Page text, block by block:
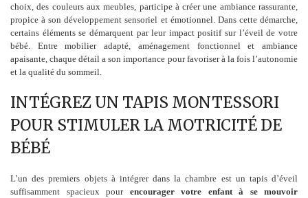
choix, des couleurs aux meubles, participe à créer une ambiance rassurante,
propice à son développement sensoriel et émotionnel. Dans cette démarche,
certains éléments se démarquent par leur impact positif sur l’éveil de votre
bébé. Entre mobilier adapté, aménagement fonctionnel et ambiance
apaisante, chaque détail a son importance pour favoriser à la fois l’autonomie
et la qualité du sommeil.
INTÉGREZ UN TAPIS MONTESSORI
POUR STIMULER LA MOTRICITÉ DE
BÉBÉ
L’un des premiers objets à intégrer dans la chambre est un tapis d’éveil
suffisamment spacieux pour encourager votre enfant à se mouvoir